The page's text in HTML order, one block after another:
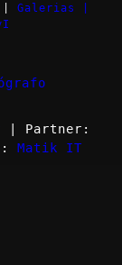
Galerias |
| Partner:
Matik IT